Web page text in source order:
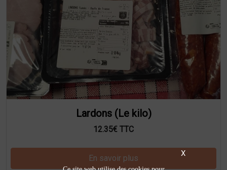
Lardons (Le kilo)
12.35€ TTC
En savoir plus X